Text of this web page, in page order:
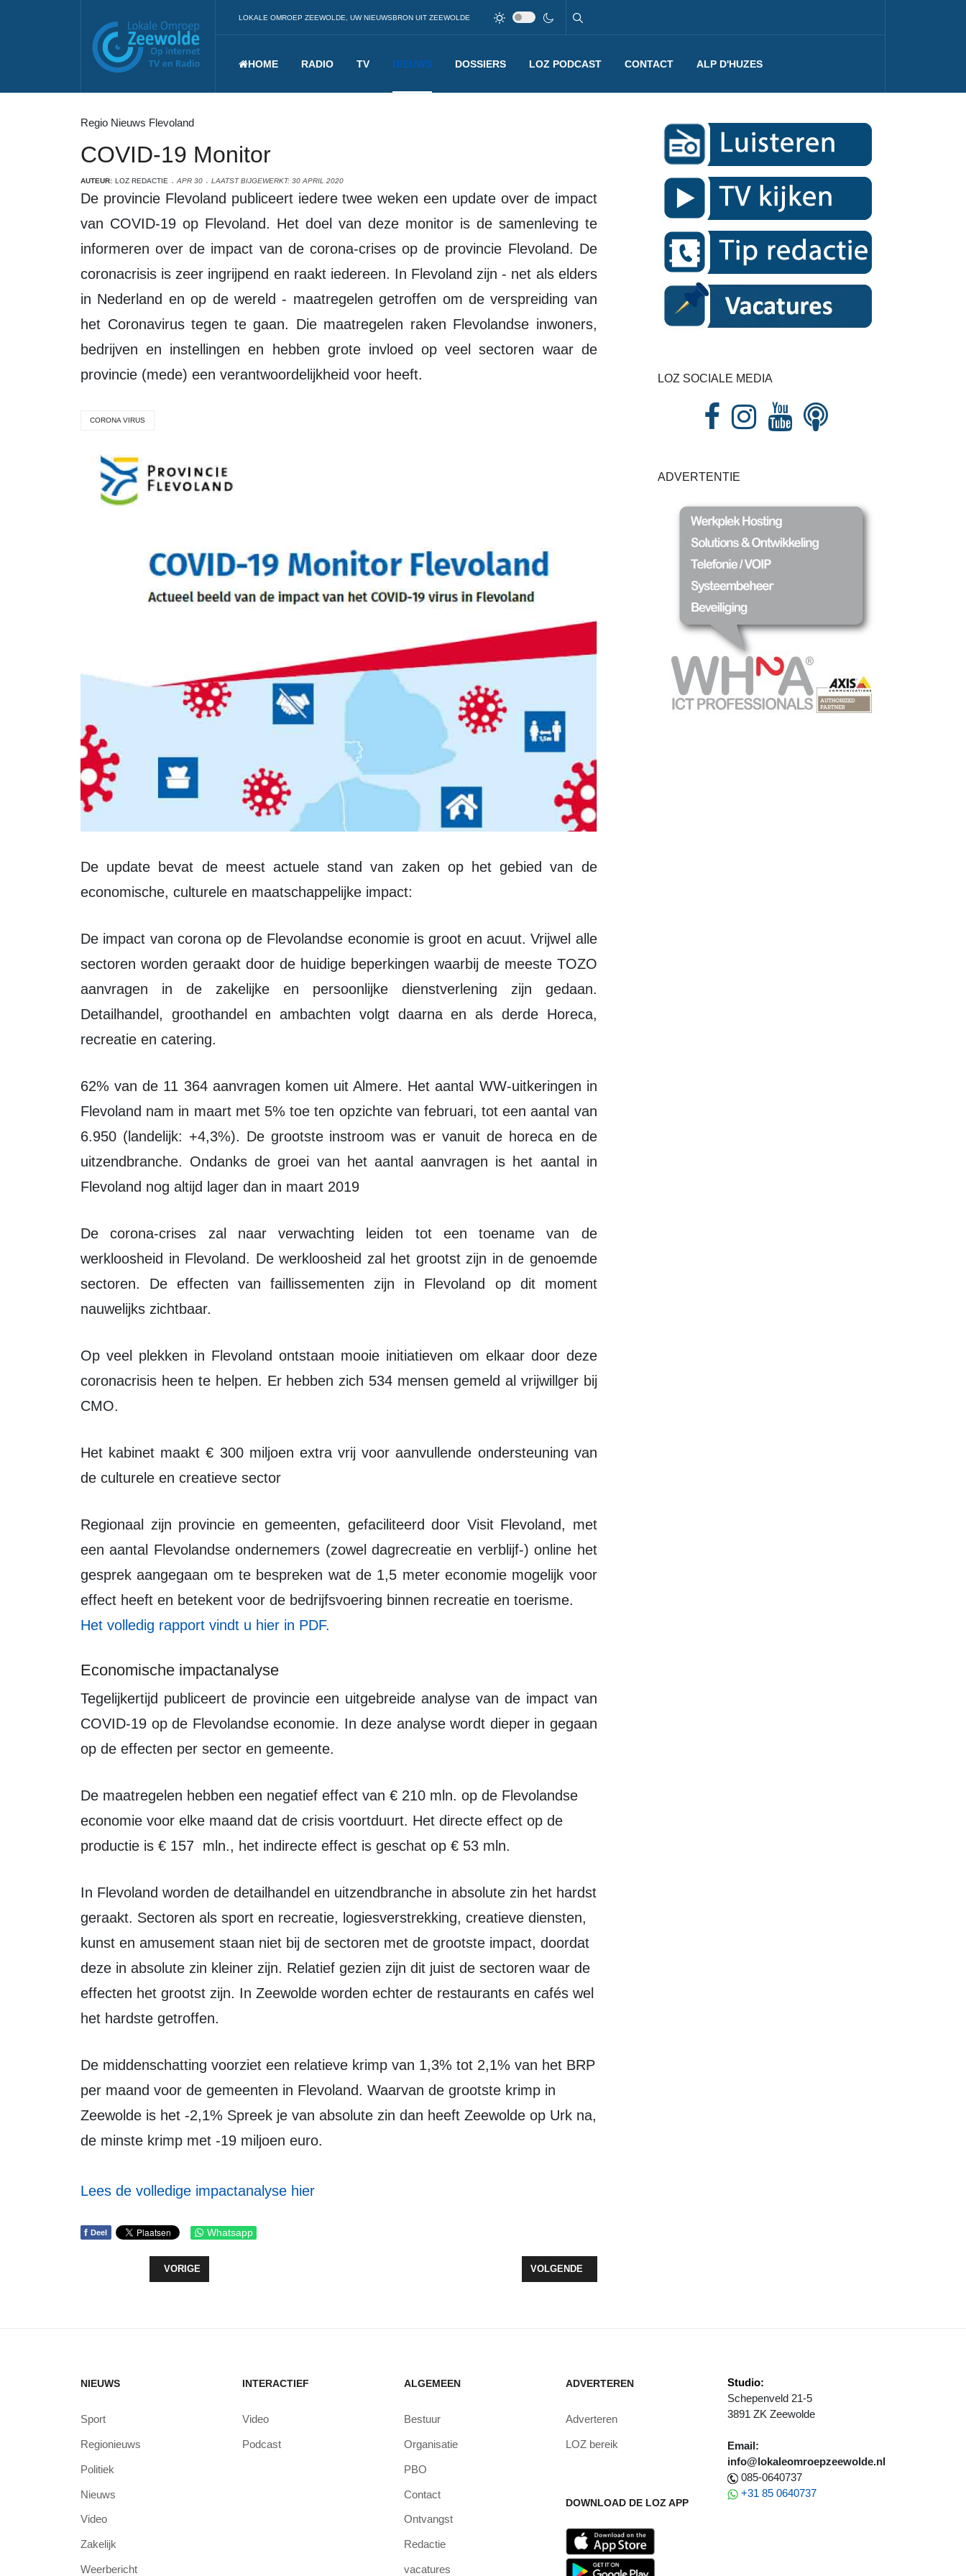
LOKALE OMROEP ZEEWOLDE, UW NIEUWSBRON UIT ZEEWOLDE
HOME RADIO TV NIEUWS DOSSIERS LOZ PODCAST CONTACT ALP D'HUZES
Regio Nieuws Flevoland
COVID-19 Monitor
AUTEUR: LOZ REDACTIE APR 30 LAATST BIJGEWERKT: 30 APRIL 2020
De provincie Flevoland publiceert iedere twee weken een update over de impact
van COVID-19 op Flevoland. Het doel van deze monitor is de samenleving te
informeren over de impact van de corona-crises op de provincie Flevoland. De
coronacrisis is zeer ingrijpend en raakt iedereen. In Flevoland zijn - net als elders
in Nederland en op de wereld - maatregelen getroffen om de verspreiding van
het Coronavirus tegen te gaan. Die maatregelen raken Flevolandse inwoners,
bedrijven en instellingen en hebben grote invloed op veel sectoren waar de
provincie (mede) een verantwoordelijkheid voor heeft.
CORONA VIRUS
De update bevat de meest actuele stand van zaken op het gebied van de
economische, culturele en maatschappelijke impact:
De impact van corona op de Flevolandse economie is groot en acuut. Vrijwel alle
sectoren worden geraakt door de huidige beperkingen waarbij de meeste TOZO
aanvragen in de zakelijke en persoonlijke dienstverlening zijn gedaan.
Detailhandel, groothandel en ambachten volgt daarna en als derde Horeca,
recreatie en catering.
62% van de 11 364 aanvragen komen uit Almere. Het aantal WW-uitkeringen in
Flevoland nam in maart met 5% toe ten opzichte van februari, tot een aantal van
6.950 (landelijk: +4,3%). De grootste instroom was er vanuit de horeca en de
uitzendbranche. Ondanks de groei van het aantal aanvragen is het aantal in
Flevoland nog altijd lager dan in maart 2019
De corona-crises zal naar verwachting leiden tot een toename van de
werkloosheid in Flevoland. De werkloosheid zal het grootst zijn in de genoemde
sectoren. De effecten van faillissementen zijn in Flevoland op dit moment
nauwelijks zichtbaar.
Op veel plekken in Flevoland ontstaan mooie initiatieven om elkaar door deze
coronacrisis heen te helpen. Er hebben zich 534 mensen gemeld al vrijwillger bij
CMO.
Het kabinet maakt € 300 miljoen extra vrij voor aanvullende ondersteuning van
de culturele en creatieve sector
Regionaal zijn provincie en gemeenten, gefaciliteerd door Visit Flevoland, met
een aantal Flevolandse ondernemers (zowel dagrecreatie en verblijf-) online het
gesprek aangegaan om te bespreken wat de 1,5 meter economie mogelijk voor
effect heeft en betekent voor de bedrijfsvoering binnen recreatie en toerisme.
Het volledig rapport vindt u hier in PDF.
Economische impactanalyse
Tegelijkertijd publiceert de provincie een uitgebreide analyse van de impact van
COVID-19 op de Flevolandse economie. In deze analyse wordt dieper in gegaan
op de effecten per sector en gemeente.
De maatregelen hebben een negatief effect van € 210 mln. op de Flevolandse
economie voor elke maand dat de crisis voortduurt. Het directe effect op de
productie is € 157 mln., het indirecte effect is geschat op € 53 mln.
In Flevoland worden de detailhandel en uitzendbranche in absolute zin het hardst
geraakt. Sectoren als sport en recreatie, logiesverstrekking, creatieve diensten,
kunst en amusement staan niet bij de sectoren met de grootste impact, doordat
deze in absolute zin kleiner zijn. Relatief gezien zijn dit juist de sectoren waar de
effecten het grootst zijn. In Zeewolde worden echter de restaurants en cafés wel
het hardste getroffen.
De middenschatting voorziet een relatieve krimp van 1,3% tot 2,1% van het BRP
per maand voor de gemeenten in Flevoland. Waarvan de grootste krimp in
Zeewolde is het -2,1% Spreek je van absolute zin dan heeft Zeewolde op Urk na,
de minste krimp met -19 miljoen euro.
Lees de volledige impactanalyse hier
f Deel Whatsapp
VORIG ARTIKEL: BINNEN EEN UUR UITSLAG CORONA
VORIGE VOLGENDE ARTIKEL: VIRTUEEL BLOEMEN LEGGEN OP 4 MEI
VOLGENDE
LOZ SOCIALE MEDIA
ADVERTENTIE
NIEUWS
Sport
Regionieuws
Politiek
Nieuws
Video
Zakelijk
Weerbericht
INTERACTIEF
Video
Podcast
ALGEMEEN
Bestuur
Organisatie
PBO
Contact
Ontvangst
Redactie
vacatures
ADVERTEREN
Adverteren
LOZ bereik
DOWNLOAD DE LOZ APP
Studio:
Schepenveld 21-5
3891 ZK Zeewolde
Email:
info@lokaleomroepzeewolde.nl
085-0640737
+31 85 0640737